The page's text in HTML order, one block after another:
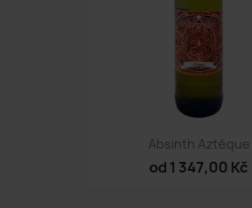
Absinth Aztéque
od 1 347,00 Kč